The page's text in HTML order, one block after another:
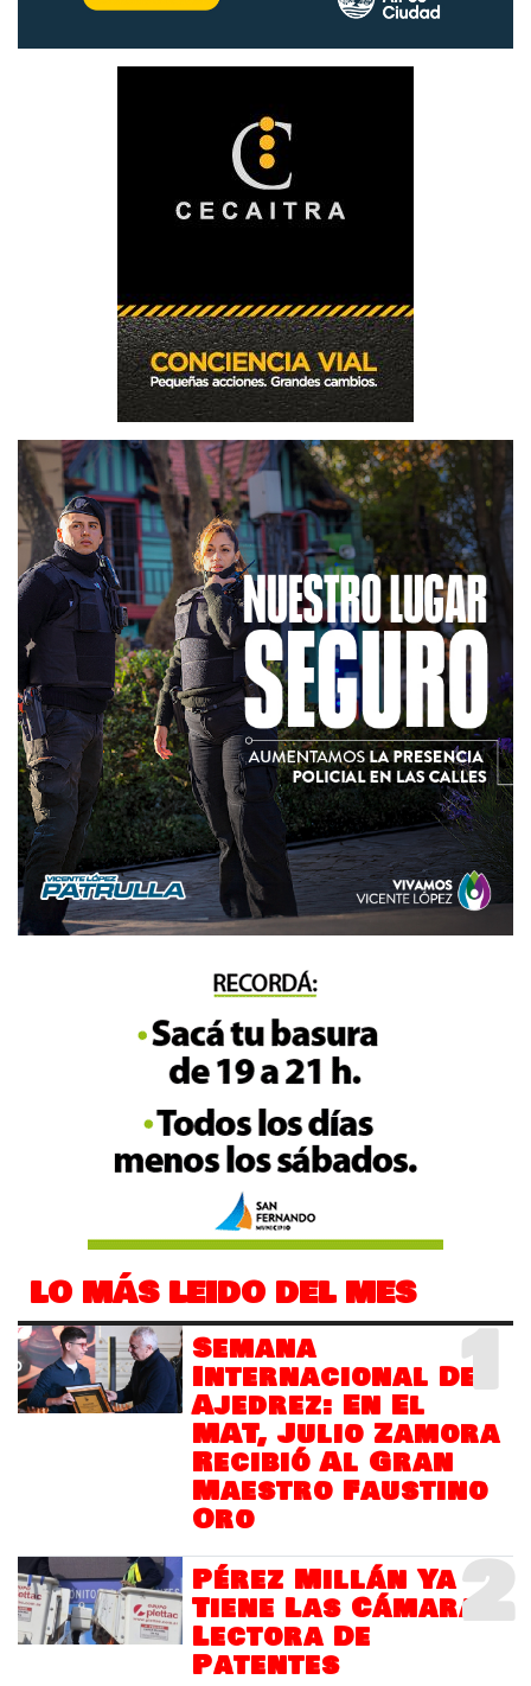
LO MÁS LEIDO DEL MES
1
Semana
Internacional Del
Ajedrez: En El
MAT, Julio Zamora
Recibió Al Gran
Maestro Faustino
Oro
2
Pérez Millán Ya
Tiene Las Cámaras
Lectora De
Patentes